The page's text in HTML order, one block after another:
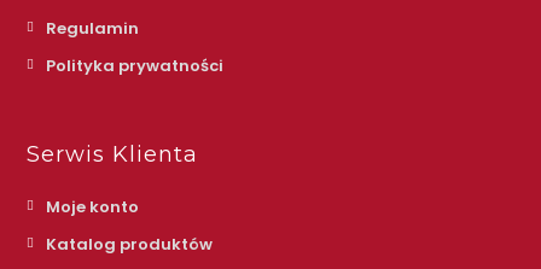
Regulamin
Polityka prywatności
Serwis Klienta
Moje konto
Katalog produktów